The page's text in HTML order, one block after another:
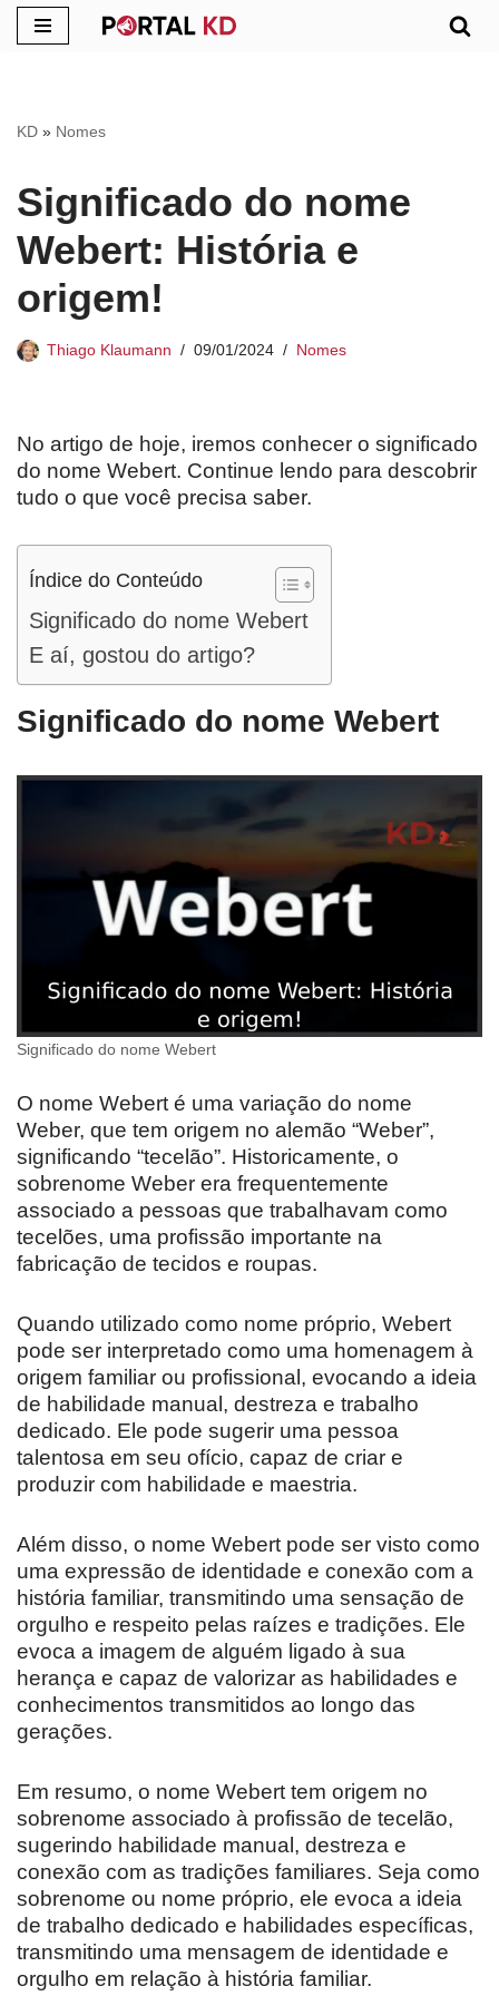
conteúdo
KD » Nomes
Significado do nome
Webert: História e
origem!
Thiago Klaumann 09/01/2024 Nomes
No artigo de hoje, iremos conhecer o significado
do nome Webert. Continue lendo para descobrir
tudo o que você precisa saber.
Índice do Conteúdo
Significado do nome Webert
E aí, gostou do artigo?
Significado do nome Webert
Significado do nome Webert
O nome Webert é uma variação do nome
Weber, que tem origem no alemão “Weber”,
significando “tecelão”. Historicamente, o
sobrenome Weber era frequentemente
associado a pessoas que trabalhavam como
tecelões, uma profissão importante na
fabricação de tecidos e roupas.
Quando utilizado como nome próprio, Webert
pode ser interpretado como uma homenagem à
origem familiar ou profissional, evocando a ideia
de habilidade manual, destreza e trabalho
dedicado. Ele pode sugerir uma pessoa
talentosa em seu ofício, capaz de criar e
produzir com habilidade e maestria.
Além disso, o nome Webert pode ser visto como
uma expressão de identidade e conexão com a
história familiar, transmitindo uma sensação de
orgulho e respeito pelas raízes e tradições. Ele
evoca a imagem de alguém ligado à sua
herança e capaz de valorizar as habilidades e
conhecimentos transmitidos ao longo das
gerações.
Em resumo, o nome Webert tem origem no
sobrenome associado à profissão de tecelão,
sugerindo habilidade manual, destreza e
conexão com as tradições familiares. Seja como
sobrenome ou nome próprio, ele evoca a ideia
de trabalho dedicado e habilidades específicas,
transmitindo uma mensagem de identidade e
orgulho em relação à história familiar.